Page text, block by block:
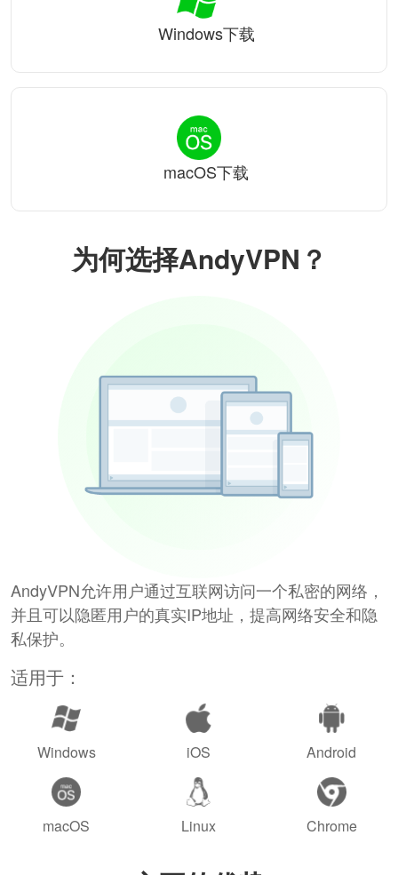
为何选择AndyVPN？
AndyVPN允许用户通过互联网访问一个私密的网络，
并且可以隐匿用户的真实IP地址，提高网络安全和隐
私保护。
适用于：
Windows iOS Android
macOS Linux Chrome
Windows下载
macOS下载